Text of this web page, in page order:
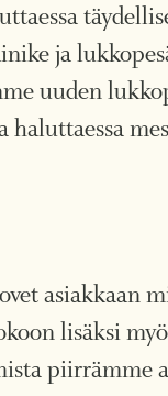
ja
uuden
haluttaessa
asiakkaan
lisäksi
piirrämme